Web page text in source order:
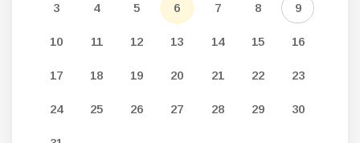
3 4 5 6 7 8 9
10 11 12 13 14 15 16
17 18 19 20 21 22 23
24 25 26 27 28 29 30